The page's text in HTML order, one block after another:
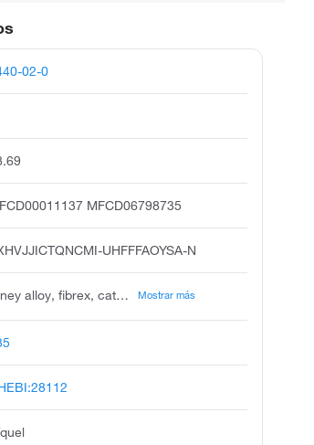
02-0
MFCD06798735
UHFFFAOYSA-N
raney alloy, fibrex, catalyst, particles, fibrex p, nickel, elemental, nichel italian, nickel, soluble salts, carbonyl powder, niccolum Mostrar más